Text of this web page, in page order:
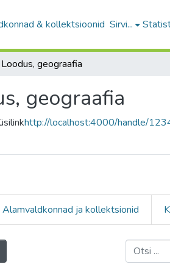
& kollektsioonid Sirvi...
Loodus, geograafia
geograafia
http://localhost:4000/handle/
Alamvaldkonnad ja kollektsionid